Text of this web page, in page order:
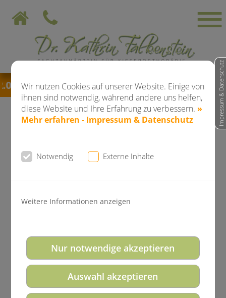
Wir nutzen Cookies auf unserer Website. Einige von
ihnen sind notwendig, während andere uns helfen,
diese Website und Ihre Erfahrung zu verbessern. »
Mehr erfahren - Impressum & Datenschutz
Notwendig Externe Inhalte
Weitere Informationen anzeigen
Nur notwendige akzeptieren
Auswahl akzeptieren
Impressum & Datenschutz
bis einschließlich 28.08.2026bleibt die
Dr. Falkenstein
Dr. Falkenstein freut sich auf die 94.
DGKFO e.V.